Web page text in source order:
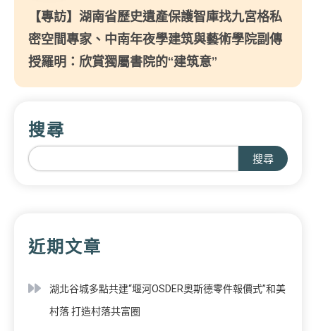
【專訪】湖南省歷史遺產保護智庫找九宮格私
密空間專家、中南年夜學建筑與藝術學院副傳
授羅明：欣賞獨屬書院的“建筑意”
搜尋
搜尋
近期文章
湖北谷城多點共建“堰河OSDER奧斯德零件報價式”和美
村落 打造村落共富圈